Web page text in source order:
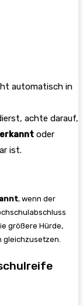
automatisch in
achte darauf,
oder
ist.
, wenn der
größere Hürde,